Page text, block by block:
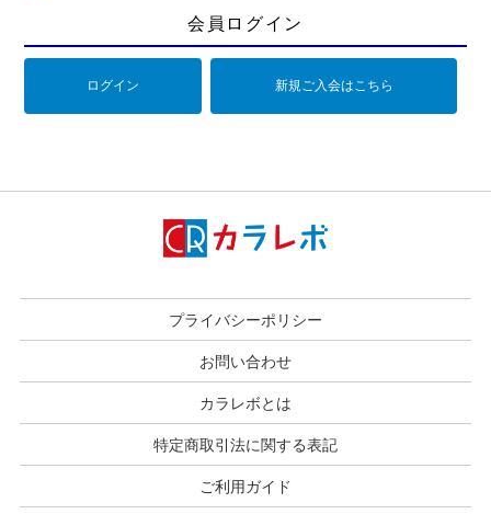
会員ログイン
ログイン 新規ご入会はこちら
プライバシーポリシー
お問い合わせ
カラレボとは
特定商取引法に関する表記
ご利用ガイド